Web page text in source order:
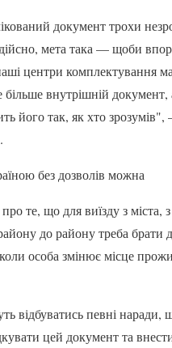
документ трохи
мета така — щоби
центри комплектування
внутрішній документ,
його так, як хто
без дозволів можна
те, що для виїзду з міста, з
до району треба брати
особа змінює місце
відбуватись певні наради,
цей документ та